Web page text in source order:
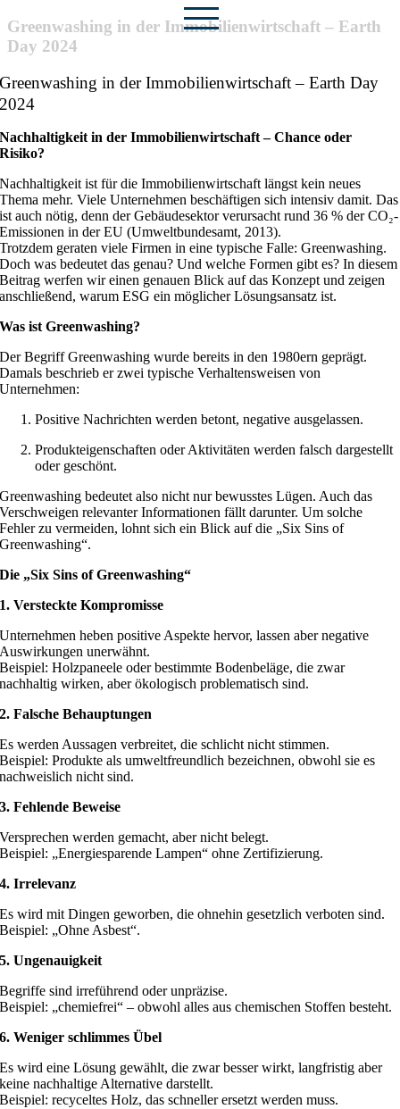
Zum
Inhalt
springen
Greenwashing in der Immobilienwirtschaft – Earth
Day 2024
Greenwashing in der Immobilienwirtschaft – Earth Day
2024
Nachhaltigkeit in der Immobilienwirtschaft – Chance oder
Risiko?
Nachhaltigkeit ist für die Immobilienwirtschaft längst kein neues
Thema mehr. Viele Unternehmen beschäftigen sich intensiv damit. Das
ist auch nötig, denn der Gebäudesektor verursacht rund 36 % der CO₂-
Emissionen in der EU (Umweltbundesamt, 2013).
Trotzdem geraten viele Firmen in eine typische Falle: Greenwashing.
Doch was bedeutet das genau? Und welche Formen gibt es? In diesem
Beitrag werfen wir einen genauen Blick auf das Konzept und zeigen
anschließend, warum ESG ein möglicher Lösungsansatz ist.
Was ist Greenwashing?
Der Begriff Greenwashing wurde bereits in den 1980ern geprägt.
Damals beschrieb er zwei typische Verhaltensweisen von
Unternehmen:
Positive Nachrichten werden betont, negative ausgelassen.
Produkteigenschaften oder Aktivitäten werden falsch dargestellt
oder geschönt.
Greenwashing bedeutet also nicht nur bewusstes Lügen. Auch das
Verschweigen relevanter Informationen fällt darunter. Um solche
Fehler zu vermeiden, lohnt sich ein Blick auf die „Six Sins of
Greenwashing“.
Die „Six Sins of Greenwashing“
1. Versteckte Kompromisse
Unternehmen heben positive Aspekte hervor, lassen aber negative
Auswirkungen unerwähnt.
Beispiel: Holzpaneele oder bestimmte Bodenbeläge, die zwar
nachhaltig wirken, aber ökologisch problematisch sind.
2. Falsche Behauptungen
Es werden Aussagen verbreitet, die schlicht nicht stimmen.
Beispiel: Produkte als umweltfreundlich bezeichnen, obwohl sie es
nachweislich nicht sind.
3. Fehlende Beweise
Versprechen werden gemacht, aber nicht belegt.
Beispiel: „Energiesparende Lampen“ ohne Zertifizierung.
4. Irrelevanz
Es wird mit Dingen geworben, die ohnehin gesetzlich verboten sind.
Beispiel: „Ohne Asbest“.
5. Ungenauigkeit
Begriffe sind irreführend oder unpräzise.
Beispiel: „chemiefrei“ – obwohl alles aus chemischen Stoffen besteht.
6. Weniger schlimmes Übel
Es wird eine Lösung gewählt, die zwar besser wirkt, langfristig aber
keine nachhaltige Alternative darstellt.
Beispiel: recyceltes Holz, das schneller ersetzt werden muss.